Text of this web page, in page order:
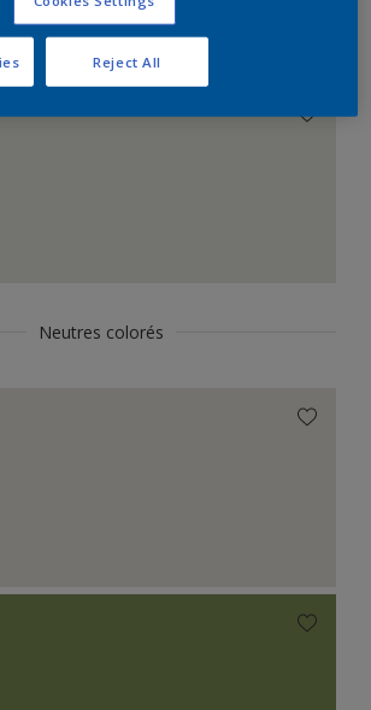
Le Blanc Parfait
Neutres colorés
Reject All